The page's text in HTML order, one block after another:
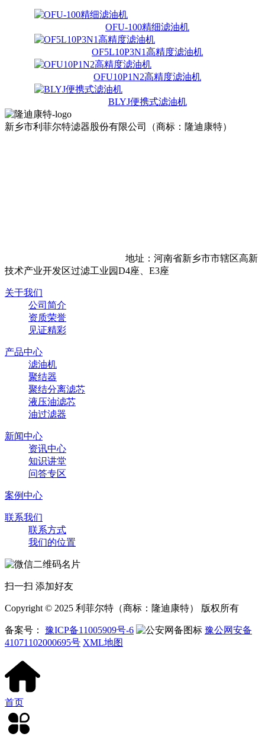
OFU-100精细滤油机
OF5L10P3N1高精度滤油机
OFU10P1N2高精度滤油机
BLYJ便携式滤油机
新乡市利菲尔特滤器股份有限公司（商标：隆迪康特）
地址：河南省新乡市市辖区高新
技术产业开发区过滤工业园D4座、E3座
关于我们
公司简介
资质荣誉
见证精彩
产品中心
滤油机
聚结器
聚结分离滤芯
液压油滤芯
油过滤器
新闻中心
资讯中心
知识讲堂
问答专区
案例中心
联系我们
联系方式
我们的位置
扫一扫 添加好友
Copyright © 2025 利菲尔特（商标：隆迪康特） 版权所有
备案号： 豫ICP备11005909号-6
豫公网安备
41071102000695号 XML地图
首页